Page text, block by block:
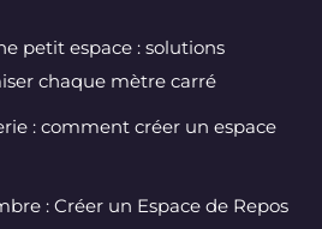
petit espace : solutions
chaque mètre carré
: comment créer un espace
: Créer un Espace de Repos